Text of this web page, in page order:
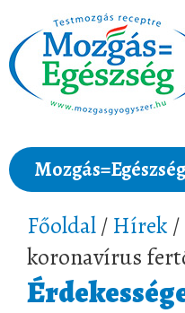
Mozgás=Egészség
Főoldal/ Hírek /
koronavírus